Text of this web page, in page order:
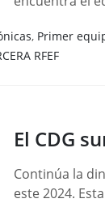
, Primer
RFEF
El CDG
Continúa la
este 2024.